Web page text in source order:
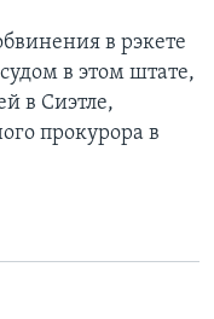
в рэкете
в этом штате,
в Сиэтле,
прокурора в